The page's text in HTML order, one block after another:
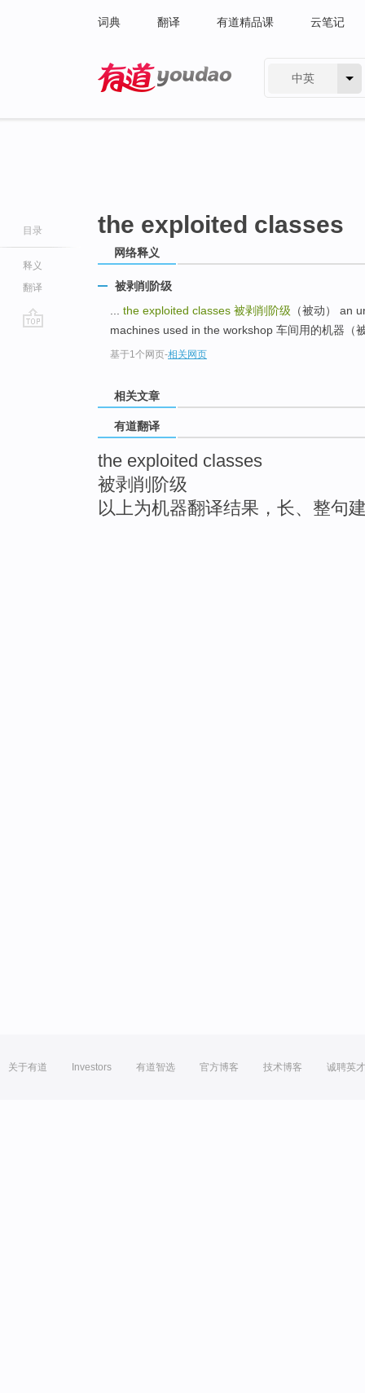
词典 翻译 有道精品课 云笔记
中英
目录
释义
翻译
the exploited classes
网络释义
被剥削阶级
the exploited classes 被剥削阶级 （被动） an
machines used in the workshop 车间用的机器（
基于1个网页-相关网页
相关文章
有道翻译
the exploited classes
被剥削阶级
以上为机器翻译结果，长、整句
关于有道 Investors 有道智选 官方博客 技术博客 诚聘英才